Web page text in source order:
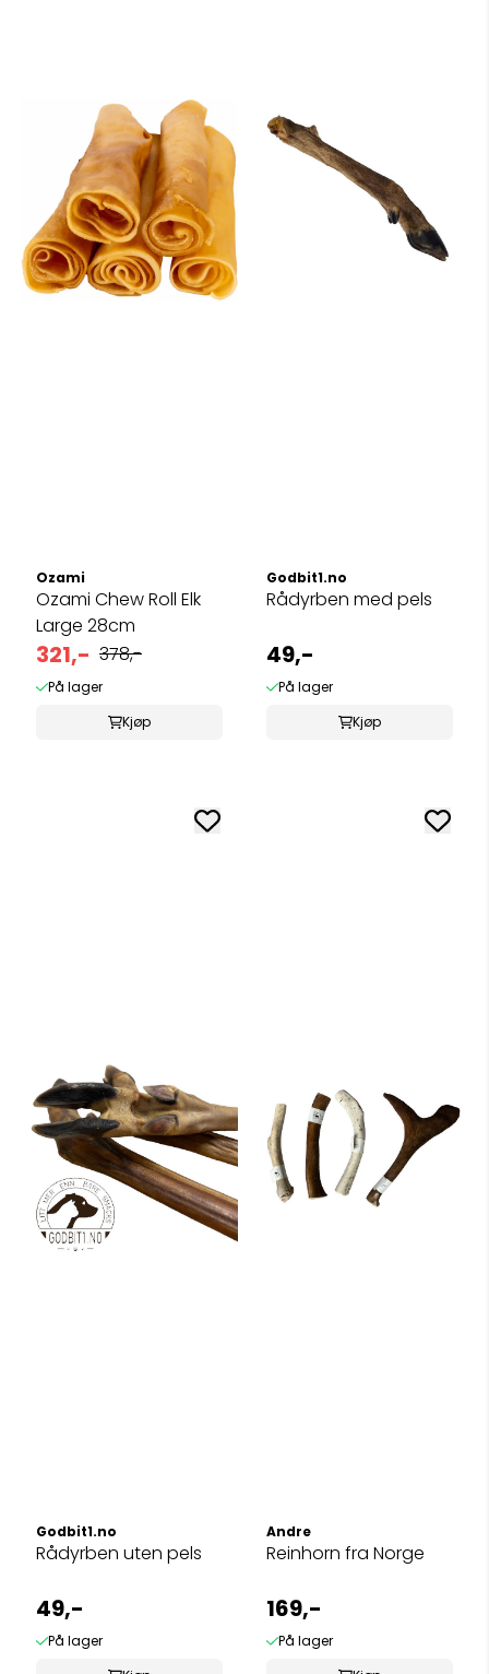
Ozami
Ozami Chew Roll Elk
Large 28cm
321,- 378,-
På lager
Kjøp
Godbit1.no
Rådyrben med pels
49,-
På lager
Kjøp
Godbit1.no
Rådyrben uten pels
49,-
På lager
Andre
Reinhorn fra Norge
169,-
På lager